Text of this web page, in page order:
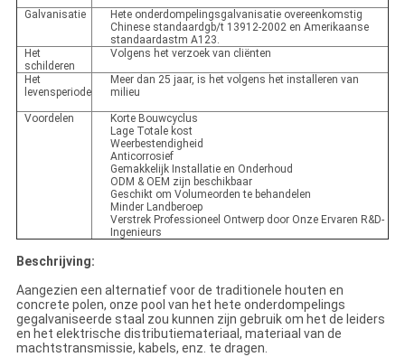
Galvanisatie
Hete onderdompelingsgalvanisatie overeenkomstig
Chinese standaardgb/t 13912-2002 en Amerikaanse
standaardastm A123.
Het
schilderen
Volgens het verzoek van cliënten
Het
levensperiode
Meer dan 25 jaar, is het volgens het installeren van
milieu
Voordelen
Korte Bouwcyclus
Lage Totale kost
Weerbestendigheid
Anticorrosief
Gemakkelijk Installatie en Onderhoud
ODM & OEM zijn beschikbaar
Geschikt om Volumeorden te behandelen
Minder Landberoep
Verstrek Professioneel Ontwerp door Onze Ervaren R&D-
Ingenieurs
Beschrijving:
Aangezien een alternatief voor de traditionele houten en
concrete polen, onze pool van het hete onderdompelings
gegalvaniseerde staal zou kunnen zijn gebruik om het de leiders
en het elektrische distributiemateriaal, materiaal van de
machtstransmissie, kabels, enz. te dragen.